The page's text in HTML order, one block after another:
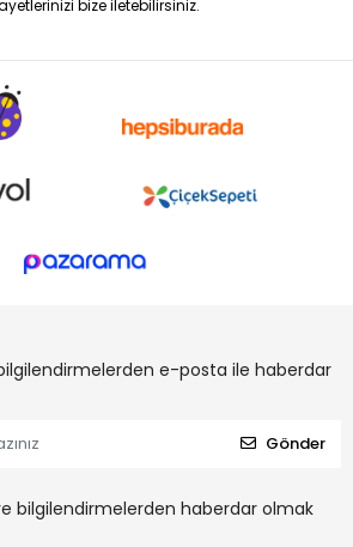
bize iletebilirsiniz.
e-posta ile haberdar
Gönder
bilgilendirmelerden haberdar olmak